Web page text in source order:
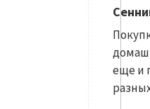
еще и